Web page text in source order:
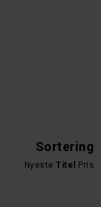
Sortering
Nyeste Titel Pris